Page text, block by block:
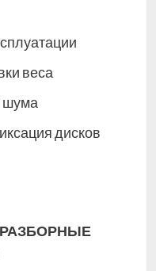
веса
шума
дисков